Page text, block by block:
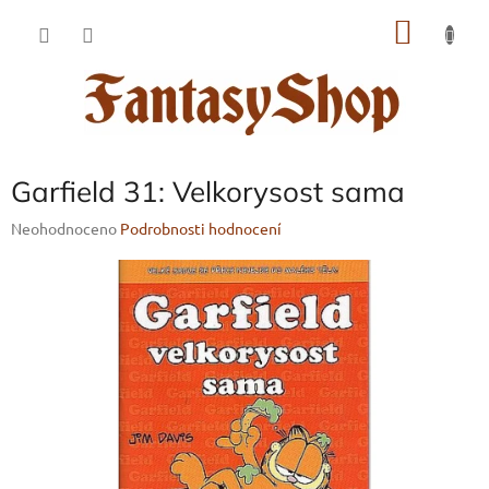
Garfield 31: Velkorysost sama
Průměrné
Neohodnoceno Podrobnosti hodnocení